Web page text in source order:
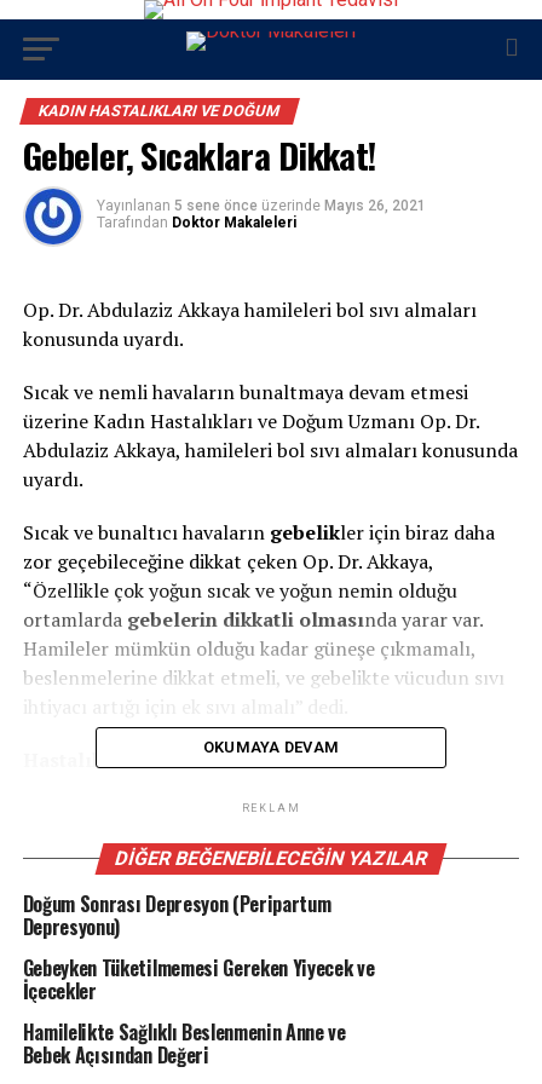
KADIN HASTALIKLARI VE DOĞUM
Gebeler, Sıcaklara Dikkat!
Yayınlanan 5 sene önce üzerinde Mayıs 26, 2021
Tarafından Doktor Makaleleri
Op. Dr. Abdulaziz Akkaya hamileleri bol sıvı almaları
konusunda uyardı.
Sıcak ve nemli havaların bunaltmaya devam etmesi
üzerine Kadın Hastalıkları ve Doğum Uzmanı Op. Dr.
Abdulaziz Akkaya, hamileleri bol sıvı almaları konusunda
uyardı.
Sıcak ve bunaltıcı havaların gebelikler için biraz daha
zor geçebileceğine dikkat çeken Op. Dr. Akkaya,
“Özellikle çok yoğun sıcak ve yoğun nemin olduğu
ortamlarda gebelerin dikkatli olmasında yarar var.
Hamileler mümkün olduğu kadar güneşe çıkmamalı,
beslenmelerine dikkat etmeli, ve gebelikte vücudun sıvı
Hastalıklar artabilir
“Hava sıcaklığının yüksek olması, vücut ısısını
yükselterek dehidratasyona yani vücudun susuz
kalmasına yol açabilir. Böyle durumlarda erken doğum
riski, tekrarlayan idrar yolu enfeksiyonları, kabızlık,
basur gibi pek çok durumla karşılaşma riski de artar.”
İdrar çıkışını arttıran kola, kahve, çay gibi içeceklerden
uzak durulması gerektiğini vurgulayan Op. Dr. Akkaya, su
tutucu özelliği olan gazlı soda gibi içeceklerden çok
miktarda alınmaması konusunda uyarılarda bulundu.
OKUMAYA DEVAM
REKLAM
DIĞER BEĞENEBILECEĞIN YAZILAR
Doğum Sonrası Depresyon (Peripartum
Depresyonu)
Gebeyken Tüketilmemesi Gereken Yiyecek ve
İçecekler
Hamilelikte Sağlıklı Beslenmenin Anne ve
Bebek Açısından Değeri